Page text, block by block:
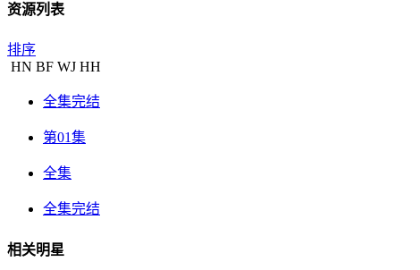
资源列表
排序
HN BF WJ HH
全集完结
第01集
全集
全集完结
相关明星